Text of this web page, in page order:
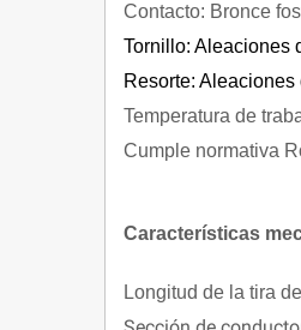
Contacto: Bronce
Tornillo: Aleaciones
Resorte:
Temperatura de
Cumple normativa
Características
Longitud de la tira